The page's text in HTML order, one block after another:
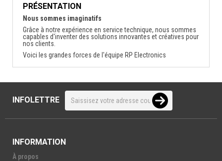
PRÉSENTATION
Nous sommes imaginatifs
Grâce à notre expérience en service technique, nous sommes
capables d'inventer des solutions innovantes et créatives pour
nos clients.
Voici les grandes forces de l'équipe RP Electronics
INFOLETTRE
INFORMATION
À propos